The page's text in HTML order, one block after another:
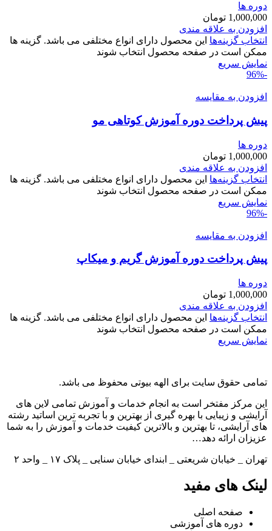
دوره ها
1,000,000 تومان
افزودن به علاقه مندی
انتخاب گزینه‌ها این محصول دارای انواع مختلفی می باشد. گزینه ها
ممکن است در صفحه محصول انتخاب شوند
نمایش سریع
-96%
افزودن به مقایسه
پیش پرداخت دوره آموزش کوتاهی مو
دوره ها
1,000,000 تومان
افزودن به علاقه مندی
انتخاب گزینه‌ها این محصول دارای انواع مختلفی می باشد. گزینه ها
ممکن است در صفحه محصول انتخاب شوند
نمایش سریع
-96%
افزودن به مقایسه
پیش پرداخت دوره آموزش گریم و میکاپ
دوره ها
1,000,000 تومان
افزودن به علاقه مندی
انتخاب گزینه‌ها این محصول دارای انواع مختلفی می باشد. گزینه ها
ممکن است در صفحه محصول انتخاب شوند
نمایش سریع
تمامی حقوق سایت برای الهه بیوتی محفوظ می باشد.
این مركز مفتخر است به انجام خدمات و آموزش تمامی لاین های
آرایشی و زیبایی با بهره گیری از بهترین و با تجربه ترین اساتید رشته
های آرایشی، تا بهترین و بالاترین كیفیت خدمات و آموزش را به شما
عزیزان ارائه دهد…
تهران _ خیابان شریعتی _ ابندای خیابان سنایی _ پلاک ۱۷ _ واحد ۲
لینک های مفید
صفحه اصلی
دوره های آموزشی